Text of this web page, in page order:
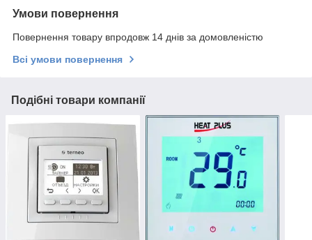
Умови повернення
Повернення товару впродовж 14 днів за домовленістю
Всі умови повернення
Подібні товари компанії